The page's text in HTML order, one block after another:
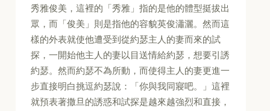
秀雅俊美，這裡的「秀雅」指的是他的體型挺拔出
眾，而「俊美」則是指他的容貌英俊瀟灑。然而這
樣的外表就使他遭受到從約瑟主人的妻而來的試
探，一開始他主人的妻以目送情給約瑟，想要引誘
約瑟。然而約瑟不為所動，而使得主人的妻更進一
步直接明白挑逗約瑟說：「你與我同寢吧。」這裡
就預表著撒旦的誘惑和試探是越來越強烈和直接，